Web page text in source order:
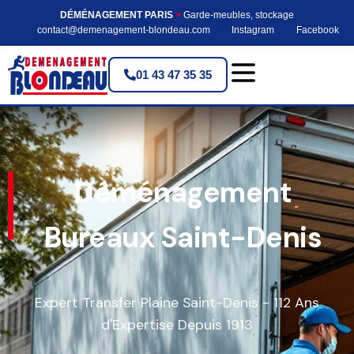
DÉMÉNAGEMENT PARIS > Garde-meubles, stockage
contact@demenagement-blondeau.com
Instagram Facebook
01 43 47 35 35
Déménagement
Bureaux Saint-Denis
Expert Transfer Plaine Saint-Denis - 112 Ans
d'Expertise Depuis 1913